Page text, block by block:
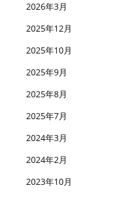
2026年3月
2025年12月
2025年10月
2025年9月
2025年8月
2025年7月
2024年3月
2024年2月
2023年10月